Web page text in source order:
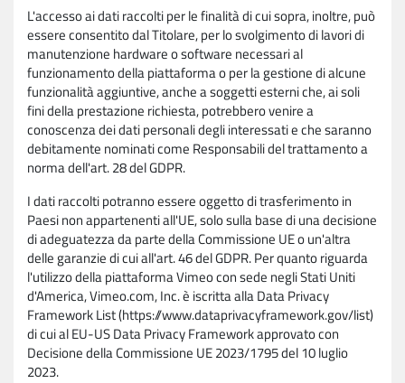
L'accesso ai dati raccolti per le finalità di cui sopra, inoltre, può
essere consentito dal Titolare, per lo svolgimento di lavori di
manutenzione hardware o software necessari al
funzionamento della piattaforma o per la gestione di alcune
funzionalità aggiuntive, anche a soggetti esterni che, ai soli
fini della prestazione richiesta, potrebbero venire a
conoscenza dei dati personali degli interessati e che saranno
debitamente nominati come Responsabili del trattamento a
norma dell'art. 28 del GDPR.
I dati raccolti potranno essere oggetto di trasferimento in
Paesi non appartenenti all'UE, solo sulla base di una decisione
di adeguatezza da parte della Commissione UE o un'altra
delle garanzie di cui all'art. 46 del GDPR. Per quanto riguarda
l'utilizzo della piattaforma Vimeo con sede negli Stati Uniti
d'America, Vimeo.com, Inc. è iscritta alla Data Privacy
Framework List (https://www.dataprivacyframework.gov/list)
di cui al EU-US Data Privacy Framework approvato con
Decisione della Commissione UE 2023/1795 del 10 luglio
2023.